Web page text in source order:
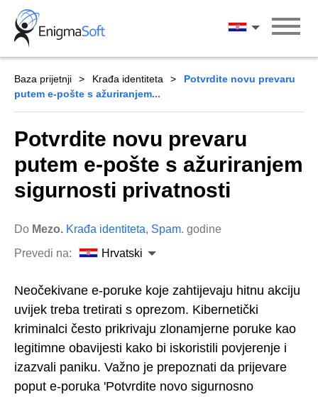
Skip
content
Hrvatski
Baza prijetnji Krađa identiteta
Potvrdite novu prevaru
putem e-pošte s ažuriranjem...
Potvrdite novu prevaru
putem e-pošte s ažuriranjem
sigurnosti privatnosti
Do Mezo. Krađa identiteta, Spam. godine
Prevedi na:
Hrvatski
Neočekivane e-poruke koje zahtijevaju hitnu akciju
uvijek treba tretirati s oprezom. Kibernetički
kriminalci često prikrivaju zlonamjerne poruke kao
legitimne obavijesti kako bi iskoristili povjerenje i
izazvali paniku. Važno je prepoznati da prijevare
poput e-poruka 'Potvrdite novo sigurnosno